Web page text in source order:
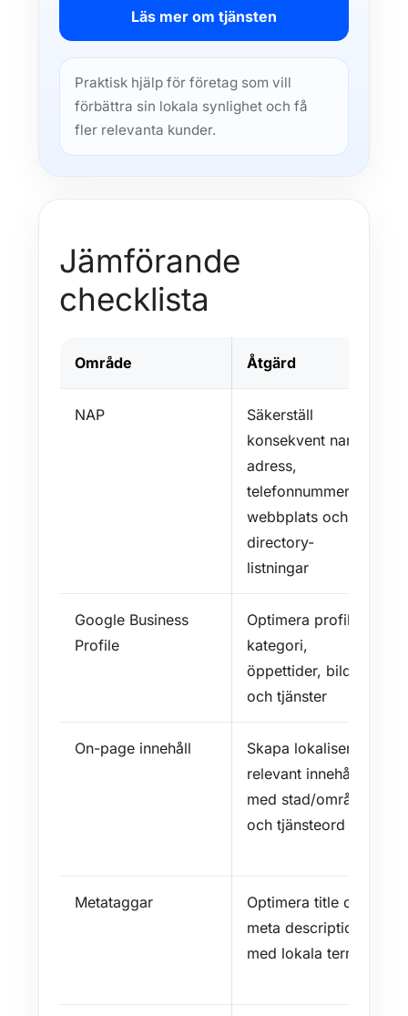
Läs mer om tjänsten
Praktisk hjälp för företag som vill
förbättra sin lokala synlighet och få
fler relevanta kunder.
Jämförande
checklista
Område Åtgärd
NAP
Säkerställ
konsekvent namn,
adress,
telefonnummer på
webbplats och
directory-
listningar
Google Business
Profile
Optimera profil:
kategori,
öppettider, bilder
och tjänster
On-page innehåll
Skapa lokaliserat,
relevant innehåll
med stad/område
och tjänsteord
Metataggar
Optimera title och
meta description
med lokala termer